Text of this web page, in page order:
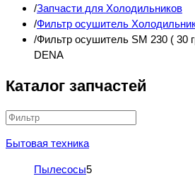
Запчасти для Холодильников
Фильтр осушитель
Фильтр осушитель SM 230 ( 30
DENA
Каталог запчастей
Бытовая техника
Пылесосы5